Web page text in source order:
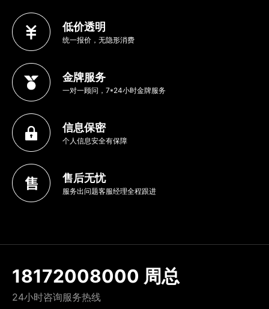
低价透明
统一报价，无隐形消费
金牌服务
一对一顾问，7*24小时金牌服务
信息保密
个人信息安全有保障
售后无忧
服务出问题客服经理全程跟进
18172008000 周总
24小时咨询服务热线